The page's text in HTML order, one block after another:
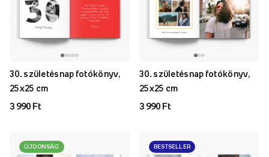
30. születésnap fotókönyv,
25x25 cm
3 990 Ft
30. születésnap fotókönyv,
25x25 cm
3 990 Ft
ÚJDONSÁG BESTSELLER